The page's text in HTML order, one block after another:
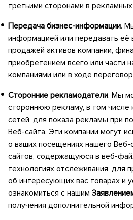
третьими сторонами в
Передача бизнес-информации.
информацией или передавать её
продажей активов компании,
приобретением всего или части
компаниями или в ходе
Сторонние рекламодатели. Мы
стороннюю рекламу, в том числе
сетей, для показа рекламы при
Веб-сайта. Эти компании могут
о ваших посещениях нашего Веб-
сайтов, содержащуюся в веб-
технологиях отслеживания, для
об интересующих вас товарах и
ознакомиться с нашим
получения дополнительной